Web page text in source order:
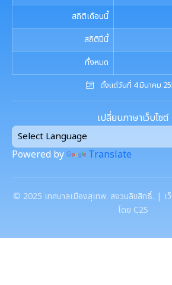
สถิติเดือนนี้
สถิติปีนี้
ทั้งหมด
ตั้งแต่วันที่ 4 มีนาคม
เปลี่ยนภาษาเว็บไซต์
Powered by Translate
© 2025 เทศบาลเมืองสุเทพ. สงวนลิขสิทธิ์. |
โดย C2S